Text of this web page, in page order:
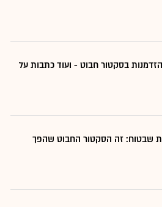
בסקטור חבוט - ועוד כתבות על
שבטוח: זה הסקטור החבוט שהפך